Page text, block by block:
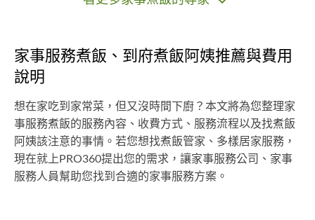
家事服務煮飯、到府煮飯阿姨推薦與費用
說明
想在家吃到家常菜，但又沒時間下廚？本文將為您整理家
事服務煮飯的服務內容、收費方式、服務流程以及找煮飯
阿姨該注意的事情。若您想找煮飯管家、多樣居家服務，
現在就上PRO360提出您的需求，讓家事服務公司、家事
服務人員幫助您找到合適的家事服務方案。